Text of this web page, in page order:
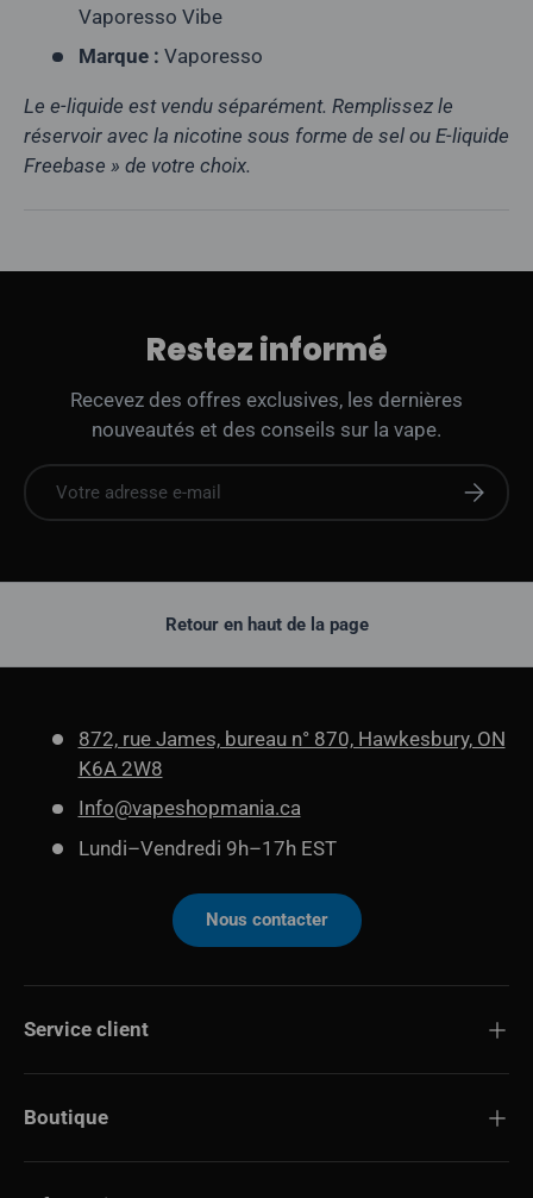
Vaporesso Vibe
Marque : Vaporesso
Le e-liquide est vendu séparément. Remplissez le
réservoir avec la nicotine sous forme de sel ou E-liquide
Freebase » de votre choix.
Restez informé
Recevez des offres exclusives, les dernières
nouveautés et des conseils sur la vape.
E-mail
Retour en haut de la page
872, rue James, bureau n° 870, Hawkesbury, ON
K6A 2W8
Info@vapeshopmania.ca
Lundi–Vendredi 9h–17h EST
Nous contacter
Service client
Boutique